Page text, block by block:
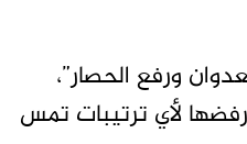
ورفع الحصار”،
لأي ترتيبات تمس